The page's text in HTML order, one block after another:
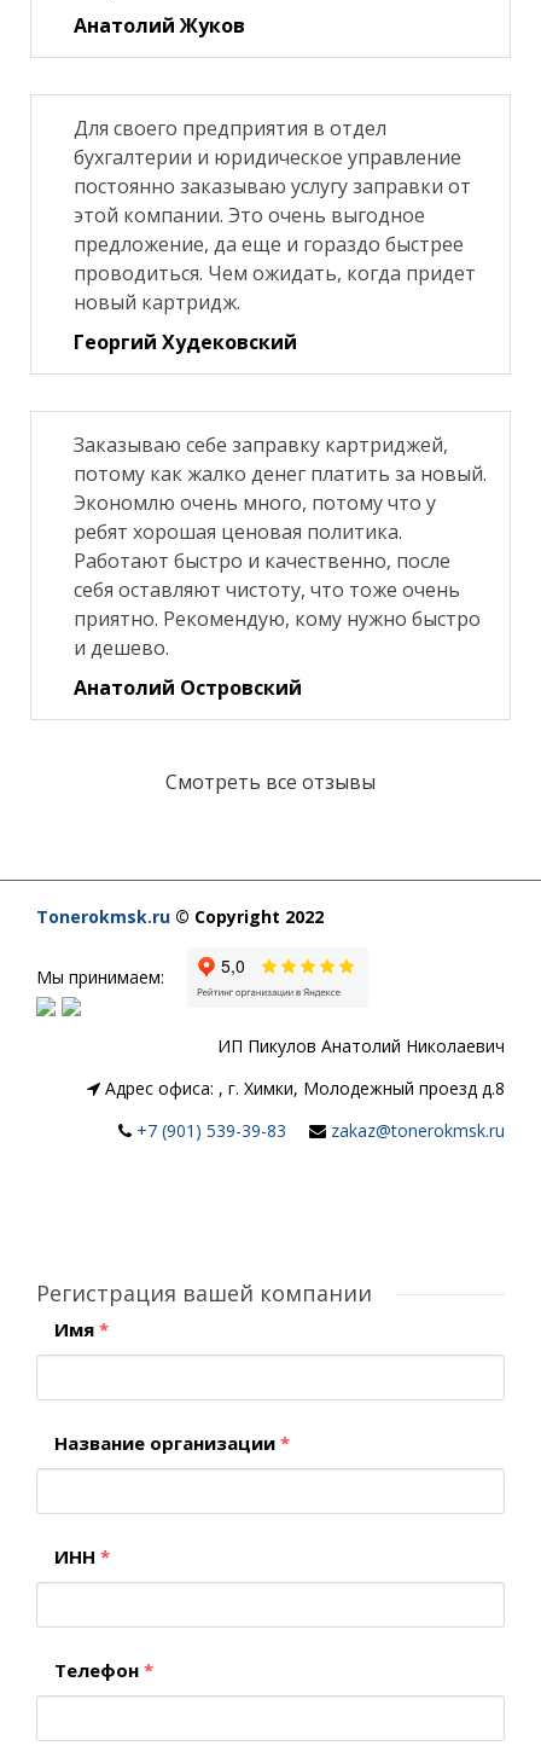
Анатолий Жуков
Для своего предприятия в отдел
бухгалтерии и юридическое управление
постоянно заказываю услугу заправки от
этой компании. Это очень выгодное
предложение, да еще и гораздо быстрее
проводиться. Чем ожидать, когда придет
новый картридж.
Георгий Худековский
Заказываю себе заправку картриджей,
потому как жалко денег платить за новый.
Экономлю очень много, потому что у
ребят хорошая ценовая политика.
Работают быстро и качественно, после
себя оставляют чистоту, что тоже очень
приятно. Рекомендую, кому нужно быстро
и дешево.
Анатолий Островский
Смотреть все отзывы
Tonerokmsk.ru © Copyright 2022
Мы принимаем:
ИП Пикулов Анатолий Николаевич
Адрес офиса: , г. Химки, Молодежный проезд д.8
+7 (901) 539-39-83
zakaz@tonerokmsk.ru
Регистрация вашей компании
Имя *
Название организации *
ИНН *
Телефон *